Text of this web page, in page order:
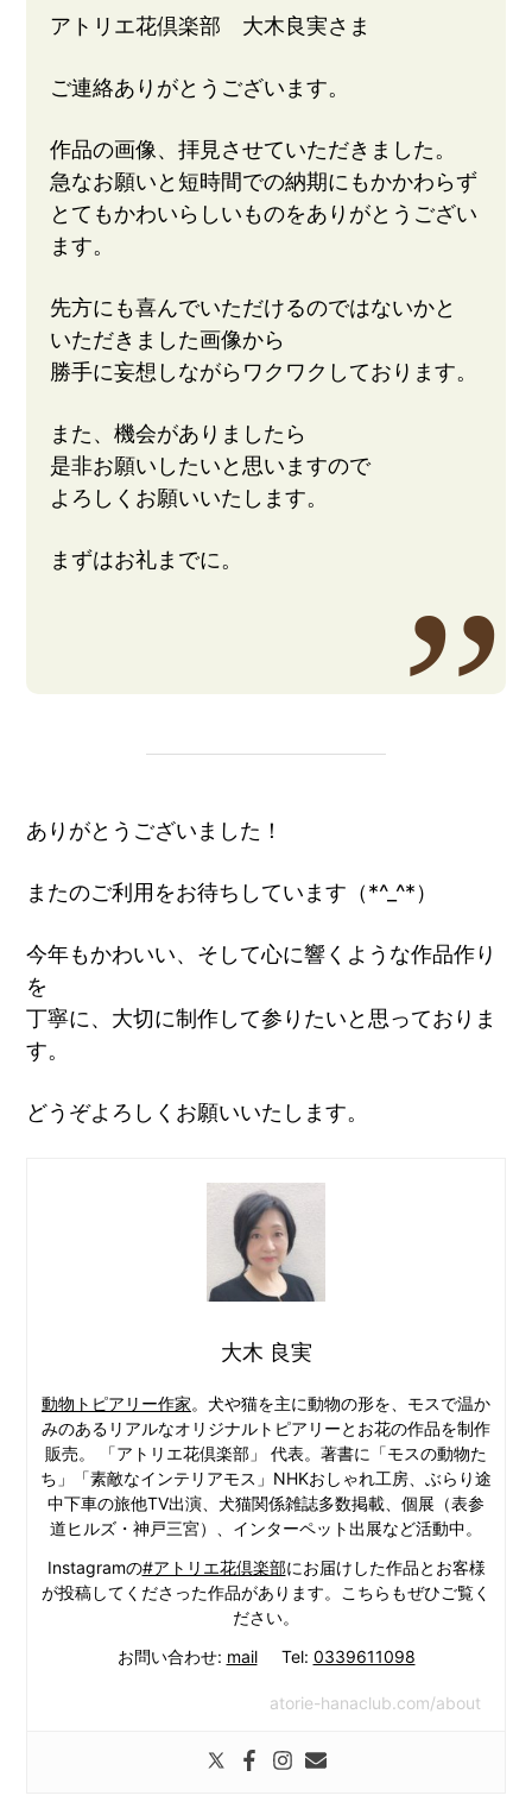
アトリエ花倶楽部 大木良実さま
ご連絡ありがとうございます。
作品の画像、拝見させていただきました。
急なお願いと短時間での納期にもかかわらず
とてもかわいらしいものをありがとうござい
ます。
先方にも喜んでいただけるのではないかと
いただきました画像から
勝手に妄想しながらワクワクしております。
また、機会がありましたら
是非お願いしたいと思いますので
よろしくお願いいたします。
まずはお礼までに。
ありがとうございました！
またのご利用をお待ちしています（*^_^*）
今年もかわいい、そして心に響くような作品作り
を
丁寧に、大切に制作して参りたいと思っておりま
す。
どうぞよろしくお願いいたします。
大木 良実
動物トピアリー作家。犬や猫を主に動物の形を、モスで温か
みのあるリアルなオリジナルトピアリーとお花の作品を制作
販売。 「アトリエ花倶楽部」 代表。著書に「モスの動物た
ち」「素敵なインテリアモス」NHKおしゃれ工房、ぶらり途
中下車の旅他TV出演、犬猫関係雑誌多数掲載、個展（表参
道ヒルズ・神戸三宮）、インターペット出展など活動中。
Instagramの#アトリエ花倶楽部にお届けした作品とお客様
が投稿してくださった作品があります。こちらもぜひご覧く
ださい。
お問い合わせ: mailTel: 0339611098
atorie-hanaclub.com/about